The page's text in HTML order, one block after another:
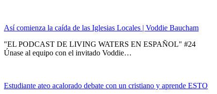
Así comienza la caída de las Iglesias Locales | Voddie Baucham
"EL PODCAST DE LIVING WATERS EN ESPAÑOL" #24
Únase al equipo con el invitado Voddie…
Estudiante ateo acalorado debate con un cristiano y aprende ESTO